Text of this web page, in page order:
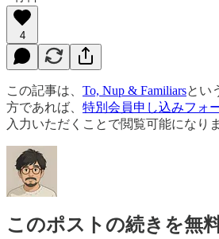
4
この記事は、 To, Nup & Familiarsとい
方であれば、 特別会員申し込みフォ
入力いただくことで閲覧可能になりま
このポストの続きを無